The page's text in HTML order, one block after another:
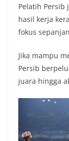
Pelatih Persib
hasil kerja
fokus
Jika mampu
Persib
juara hingga